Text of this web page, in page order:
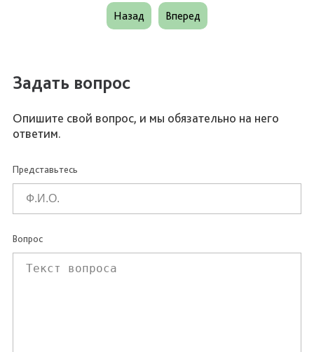
Назад Вперед
Задать вопрос
Опишите свой вопрос, и мы обязательно на него
ответим.
Представьтесь
Вопрос